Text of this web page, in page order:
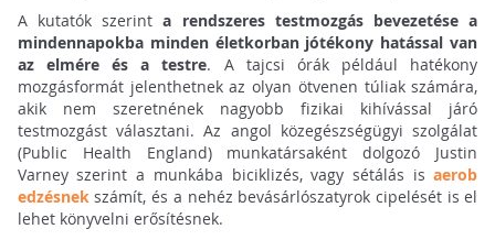
A kutatók szerinta rendszeres testmozgás bevezetése a
mindennapokba minden életkorban jótékony hatással van
az elmére és a testre. A tajcsi órák például hatékony
mozgásformát jelenthetnek az olyan ötvenen túliak számára,
akik nem szeretnének nagyobb fizikai kihívással járó
testmozgást választani. Az angol közegészségügyi szolgálat
(Public Health England) munkatársaként dolgozó Justin
Varney szerint a munkába biciklizés, vagy sétálás isaerob
edzésnekszámít, és a nehéz bevásárlószatyrok cipelését is el
lehet könyvelni erősítésnek.